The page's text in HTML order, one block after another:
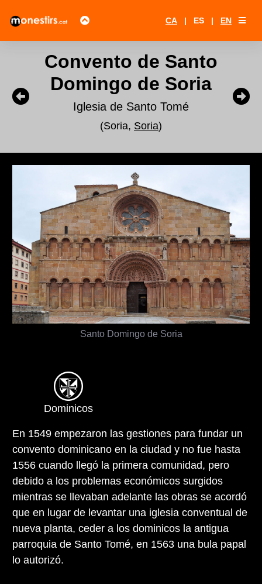
CA | ES | EN
Convento de Santo
Domingo de Soria
Iglesia de Santo Tomé
(Soria, Soria)
Santo Domingo de Soria
Dominicos
En 1549 empezaron las gestiones para fundar un
convento dominicano en la ciudad y no fue hasta
1556 cuando llegó la primera comunidad, pero
debido a los problemas económicos surgidos
mientras se llevaban adelante las obras se acordó
que en lugar de levantar una iglesia conventual de
nueva planta, ceder a los dominicos la antigua
parroquia de Santo Tomé, en 1563 una bula papal
lo autorizó.